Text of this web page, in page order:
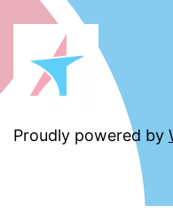
Proudly powered by